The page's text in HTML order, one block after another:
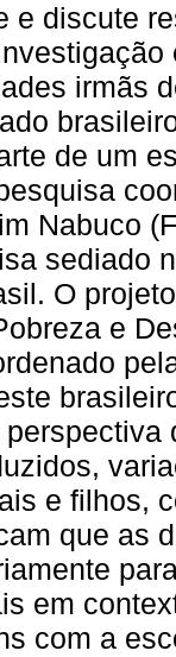
e discute
irmãs
de um
Nabuco
sediado
O
e
e filhos,
que as
em
com a